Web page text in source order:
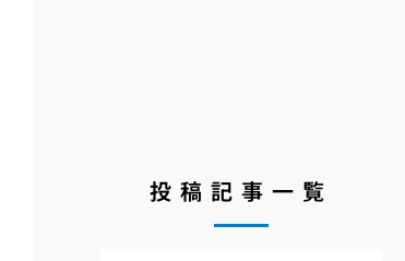
投稿記事一覧